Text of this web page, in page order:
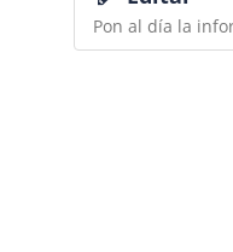
Pon al día la